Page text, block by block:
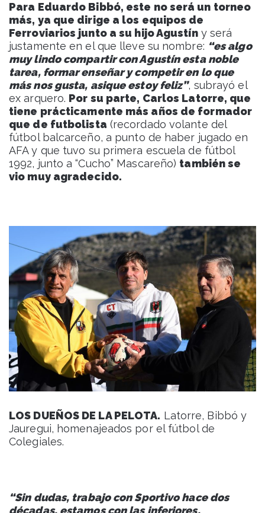
Para Eduardo Bibbó, este no será un torneo
más, ya que dirige a los equipos de
Ferroviarios junto a su hijo Agustíny será
justamente en el que lleve su nombre: “es algo
muy lindo compartir con Agustín esta noble
tarea, formar enseñar y competir en lo que
más nos gusta, asique estoy feliz”, subrayó el
ex arquero. Por su parte, Carlos Latorre, que
tiene prácticamente más años de formador
que de futbolista (recordado volante del
fútbol balcarceño, a punto de haber jugado en
AFA y que tuvo su primera escuela de fútbol
1992, junto a “Cucho” Mascareño) también se
vio muy agradecido.
LOS DUEÑOS DE LA PELOTA. Latorre, Bibbó y
Jauregui, homenajeados por el fútbol de
Colegiales.
“Sin dudas, trabajo con Sportivo hace dos
décadas, estamos con las inferiores,